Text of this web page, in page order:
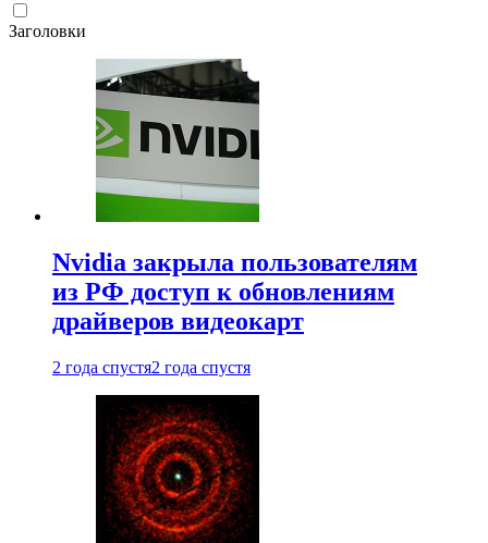
Заголовки
Nvidia закрыла пользователям
из РФ доступ к обновлениям
драйверов видеокарт
2 года спустя2 года спустя